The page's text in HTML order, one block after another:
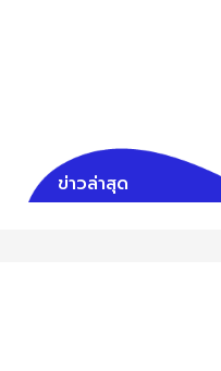
ข่าวล่าสุด